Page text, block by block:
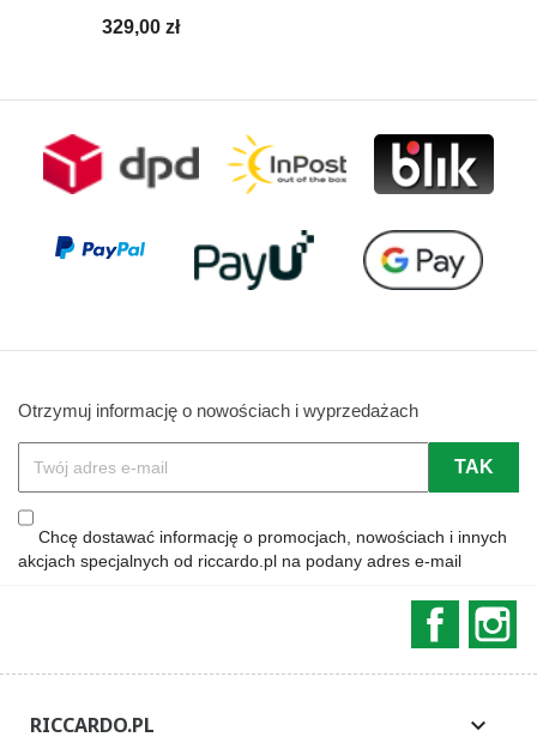
Cena
329,00 zł
Otrzymuj informację o nowościach i wyprzedażach
Chcę dostawać informację o promocjach, nowościach i innych
akcjach specjalnych od riccardo.pl na podany adres e-mail
RICCARDO.PL 